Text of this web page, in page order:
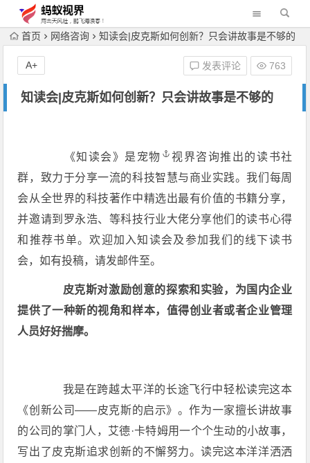
首页 网络咨询 知读会|皮克斯如何创新？只会讲故事是不够的
知读会|皮克斯如何创新？只会讲故事是不够的
发表评论 763
A+
《知读会》是 宠物
视界咨询推出的读书社
群，致力于分享一流的科技智慧与商业实践。我们每周
会从全世界的科技著作中精选出最有价值的书籍分享，
并邀请到罗永浩、等科技行业大佬分享他们的读书心得
和推荐书单。欢迎加入知读会及参加我们的线下读书
会，如有投稿，请发邮件至。
皮克斯对激励创意的探索和实验，为国内企业
提供了一种新的视角和样本，值得创业者或者企业管理
人员好好揣摩。
我是在跨越太平洋的长途飞行中轻松读完这本
《创新公司——皮克斯的启示》。作为一家擅长讲故事
的公司的掌门人，艾德·卡特姆用一个个生动的小故事，
写出了皮克斯追求创新的不懈努力。读完这本洋洋洒洒